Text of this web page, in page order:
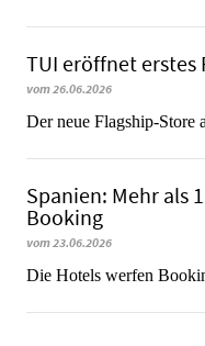
TUI eröffnet erstes
vom 26.06.2026
Der neue Flagship-Store
Spanien: Mehr als
Booking
vom 23.06.2026
​​​​​​​Die Hotels werfen